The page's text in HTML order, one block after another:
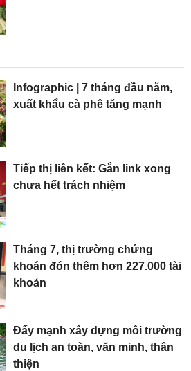
Infographic | 7 tháng đầu năm,
xuất khẩu cà phê tăng mạnh
Tiếp thị liên kết: Gắn link xong
chưa hết trách nhiệm
Tháng 7, thị trường chứng
khoán đón thêm hơn 227.000 tài
khoản
Đẩy mạnh xây dựng môi trường
du lịch an toàn, văn minh, thân
thiện